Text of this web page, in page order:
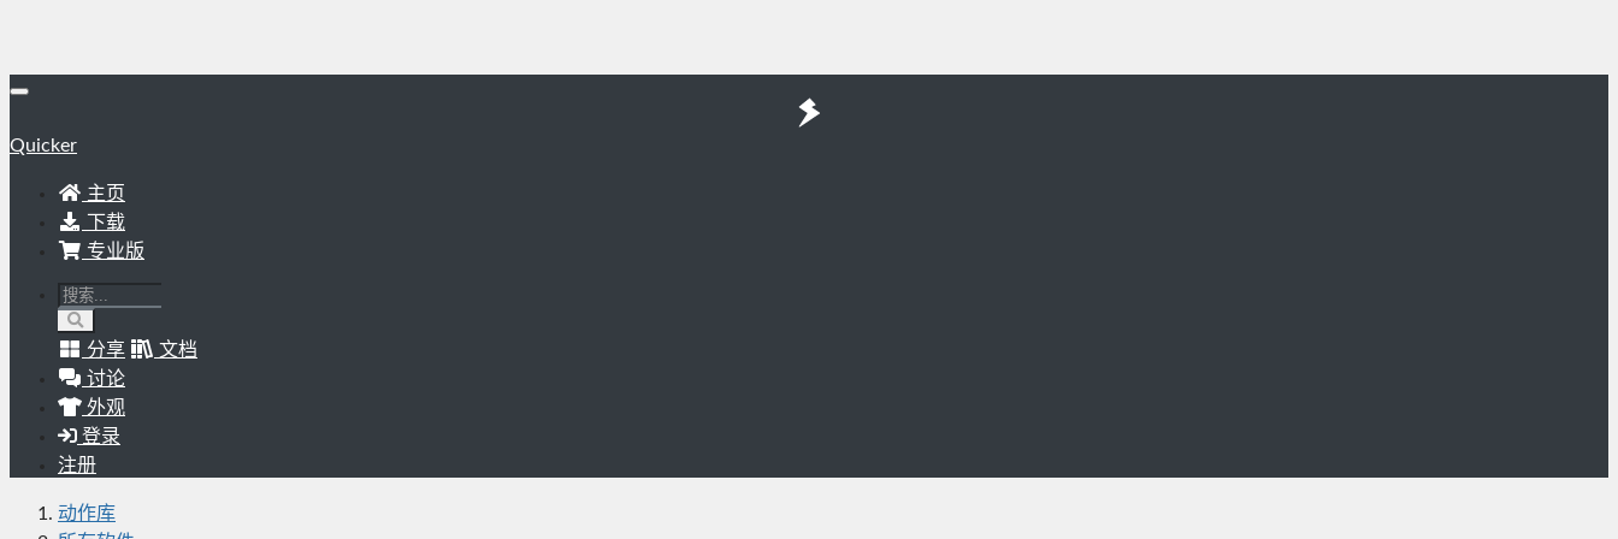
Quicker
主页
下载
专业版
分享
文档
讨论
外观
登录
注册
动作库